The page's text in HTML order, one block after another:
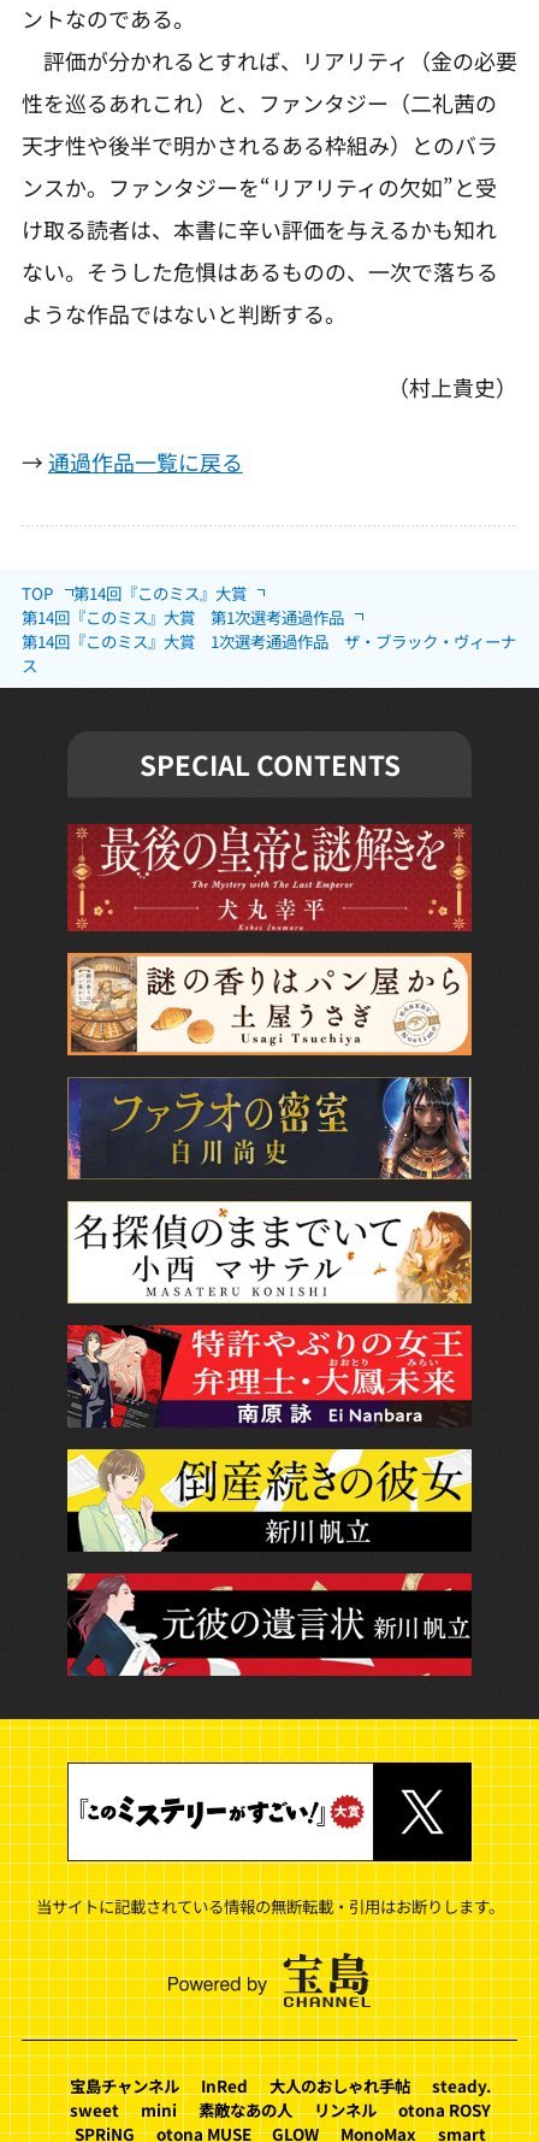
TOP
第14回『このミス』大賞
第14回『このミス』大賞 第1次選考通過作品
第14回『このミス』大賞 1次選考通過作品 ザ・ブラック・ヴィーナ
ス
ントなのである。
評価が分かれるとすれば、リアリティ（金の必要
性を巡るあれこれ）と、ファンタジー（二礼茜の
天才性や後半で明かされるある枠組み）とのバラ
ンスか。ファンタジーを“リアリティの欠如”と受
け取る読者は、本書に辛い評価を与えるかも知れ
ない。そうした危惧はあるものの、一次で落ちる
ような作品ではないと判断する。
（村上貴史）
→通過作品一覧に戻る
SPECIAL CONTENTS
当サイトに記載されている情報の無断転載・引用はお断りします。
宝島チャンネル InRed 大人のおしゃれ手帖
steady.
sweet
mini 素敵なあの人 リンネル
otona ROSY
SPRiNG
otona MUSE GLOW MonoMax smart